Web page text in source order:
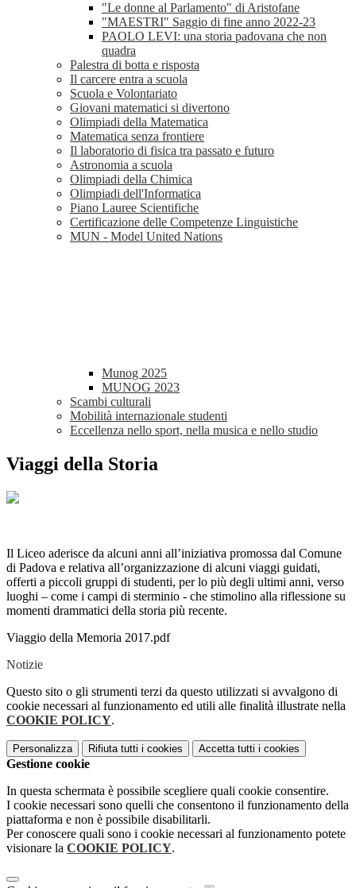
"Le donne al Parlamento" di Aristofane
"MAESTRI" Saggio di fine anno 2022-23
PAOLO LEVI: una storia padovana che non
quadra
Palestra di botta e risposta
Il carcere entra a scuola
Scuola e Volontariato
Giovani matematici si divertono
Olimpiadi della Matematica
Matematica senza frontiere
Il laboratorio di fisica tra passato e futuro
Astronomia a scuola
Olimpiadi della Chimica
Olimpiadi dell'Informatica
Piano Lauree Scientifiche
Certificazione delle Competenze Linguistiche
MUN - Model United Nations
Munog 2025
MUNOG 2023
Scambi culturali
Mobilità internazionale studenti
Eccellenza nello sport, nella musica e nello studio
Viaggi della Storia
Il Liceo aderisce da alcuni anni all’iniziativa promossa dal Comune
di Padova e relativa all’organizzazione di alcuni viaggi guidati,
offerti a piccoli gruppi di studenti, per lo più degli ultimi anni, verso
luoghi – come i campi di sterminio - che stimolino alla riflessione su
momenti drammatici della storia più recente.
Viaggio della Memoria 2017.pdf
Notizie
Questo sito o gli strumenti terzi da questo utilizzati si avvalgono di
cookie necessari al funzionamento ed utili alle finalità illustrate nella
COOKIE POLICY.
Personalizza Rifiuta tutti i cookies Accetta tutti i cookies
Gestione cookie
In questa schermata è possibile scegliere quali cookie consentire.
I cookie necessari sono quelli che consentono il funzionamento della
piattaforma e non è possibile disabilitarli.
Per conoscere quali sono i cookie necessari al funzionamento potete
visionare la COOKIE POLICY.